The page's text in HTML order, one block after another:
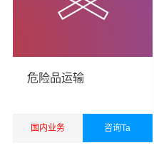
宁区物流的优质平台，始
河源到江宁区物流公司,河
危险品运输
国内业务 咨询Ta